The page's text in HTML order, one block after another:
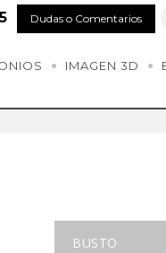
Dudas o Comentarios
IMAGEN 3D
BUSTO